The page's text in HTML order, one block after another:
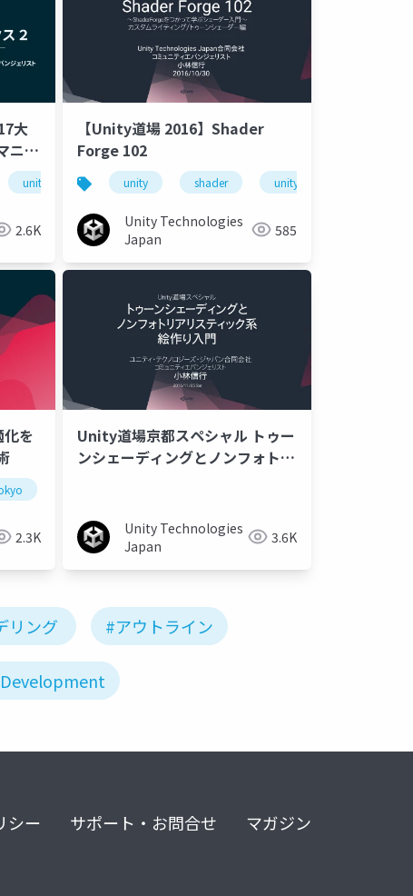
大
ニア
ーンunity道場 toon shader トゥーンシェーダー
2.6K
【Unity道場 2016】Shader
Forge 102
unity shader unitydojo
Unity Technologies
Japan
585
shader
を
2.3K
Unity道場京都スペシャル トゥー
ンシェーディングとノンフォトリ
Unity Technologies
Japan
3.6K
リング #アウトライン
シー サポート・お問合せ マガジン